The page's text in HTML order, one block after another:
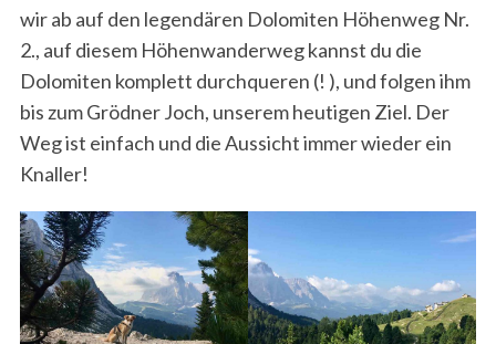
wir ab auf den legendären Dolomiten Höhenweg Nr.
2., auf diesem Höhenwanderweg kannst du die
Dolomiten komplett durchqueren (! ), und folgen ihm
bis zum Grödner Joch, unserem heutigen Ziel. Der
Weg ist einfach und die Aussicht immer wieder ein
Knaller!